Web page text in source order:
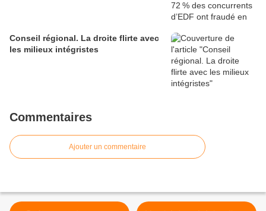
Conseil régional. La droite flirte avec
les milieux intégristes
Commentaires
Ajouter un commentaire